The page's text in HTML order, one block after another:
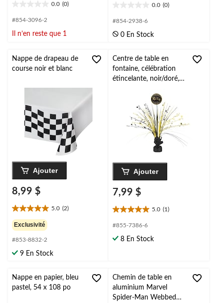
0.0 (0)
étoile(s)
5.
#854-3096-2
Il n’en reste que 1
0.0 (0)
étoile(s)
5.
#854-2938-6
0 En Stock
Nappe de drapeau de
course noir et blanc
Ajouter
8,99 $
5.0 (2)
5.0
étoile(s)
sur
5.
2
Exclusivité
#853-8832-2
9 En Stock
Centre de table en
fontaine, célébration
étincelante, noir/doré,
d'intérieur pour 30e
anniversaire
Ajouter
7,99 $
5.0 (1)
5.0
étoile(s)
5.
#855-7386-6
8 En Stock
Nappe en papier, bleu
pastel, 54 x 108 po
Chemin de table en
aluminium Marvel
Spider-Man Webbed